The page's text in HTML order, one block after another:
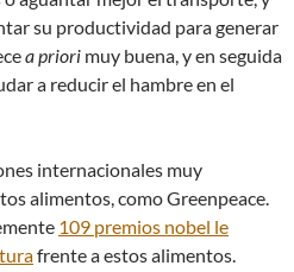
su productividad para generar
a priori muy buena, y en seguida
a reducir el hambre en el
internacionales muy
alimentos, como Greenpeace.
109 premios nobel le
frente a estos alimentos.